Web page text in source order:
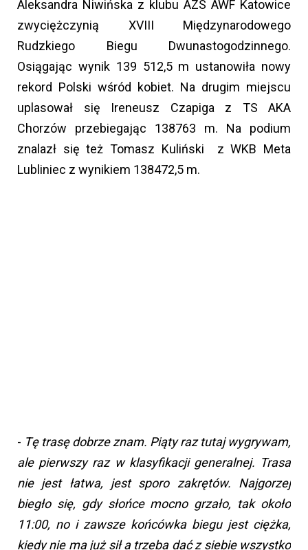
Aleksandra Niwińska z klubu AZS AWF Katowice
zwyciężczynią XVIII Międzynarodowego
Rudzkiego Biegu Dwunastogodzinnego.
Osiągając wynik 139 512,5 m ustanowiła nowy
rekord Polski wśród kobiet. Na drugim miejscu
uplasował się Ireneusz Czapiga z TS AKA
Chorzów przebiegając 138763 m. Na podium
znalazł się też Tomasz Kuliński z WKB Meta
Lubliniec z wynikiem 138472,5 m.
- Tę trasę dobrze znam. Piąty raz tutaj wygrywam,
ale pierwszy raz w klasyfikacji generalnej. Trasa
nie jest łatwa, jest sporo zakrętów. Najgorzej
biegło się, gdy słońce mocno grzało, tak około
11:00, no i zawsze końcówka biegu jest ciężka,
kiedy nie ma już sił a trzeba dać z siebie wszystko